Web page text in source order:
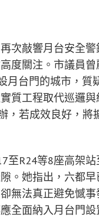
次敲響月台安全
度關注。市議員曾
月台門的城市，質
質工程取代巡邏與
，若成效良好，將
至R24等8座高架
。她指出，六都早
無法真正避免憾
全面納入月台門